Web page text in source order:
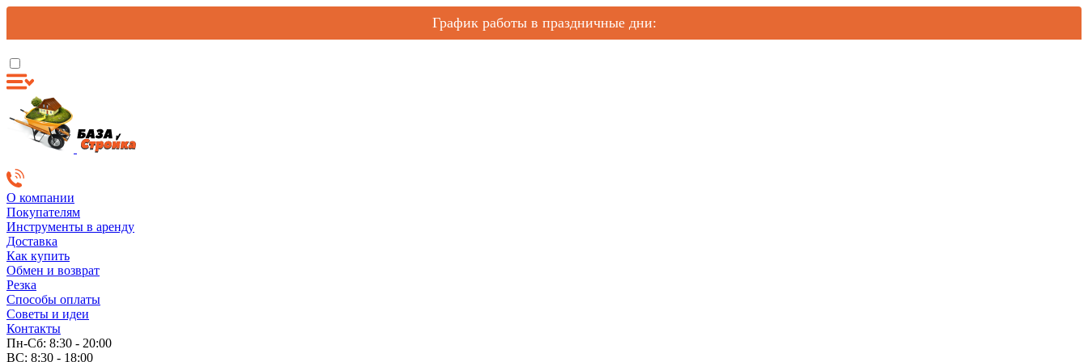
График работы в праздничные дни:
О компании
Покупателям
Инструменты в аренду
Доставка
Как купить
Обмен и возврат
Резка
Способы оплаты
Советы и идеи
Контакты
Пн-Сб: 8:30 - 20:00
ВС: 8:30 - 18:00